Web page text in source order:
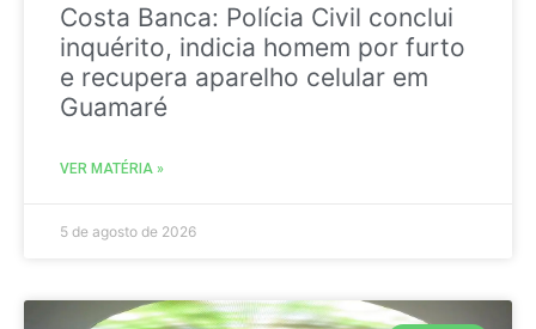
Costa Banca: Polícia Civil conclui
inquérito, indicia homem por furto
e recupera aparelho celular em
Guamaré
VER MATÉRIA »
5 de agosto de 2026